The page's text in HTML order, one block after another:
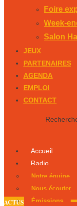
Foire
Week-
Salon
JEUX
PARTENAIRES
AGENDA
EMPLOI
CONTACT
Accueil
Radio
Notre équipe
Nous écouter
Émissions
ACTUS